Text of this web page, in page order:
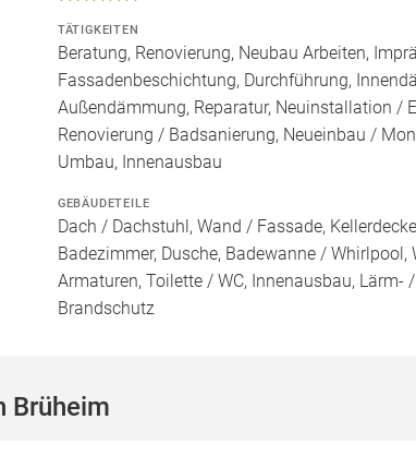
TÄTIGKEITEN
Beratung, Renovierung, Neubau Arbeiten,
Fassadenbeschichtung, Durchführung,
Außendämmung, Reparatur, Neuinstallation /
Renovierung / Badsanierung, Neueinbau /
Umbau, Innenausbau
GEBÄUDETEILE
Dach / Dachstuhl, Wand / Fassade,
Badezimmer, Dusche, Badewanne / Whirlpool,
Armaturen, Toilette / WC, Innenausbau, Lärm-
Brandschutz
Brüheim